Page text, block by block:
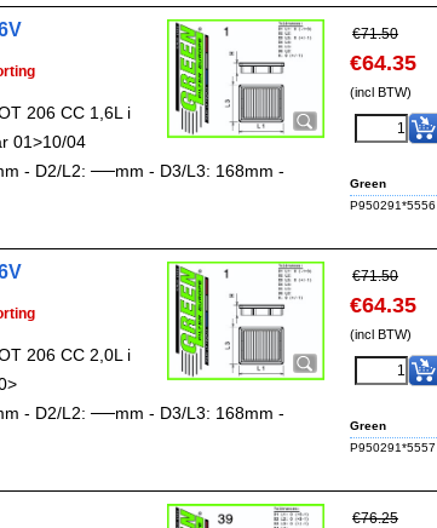
€71.50
€64.35
(incl BTW)
Green
P950291*5556
206 CC 1,6L i
01>10/04
- D2/L2: ──mm - D3/L3: 168mm -
€71.50
€64.35
(incl BTW)
Green
P950291*5557
206 CC 2,0L i
- D2/L2: ──mm - D3/L3: 168mm -
€76.25